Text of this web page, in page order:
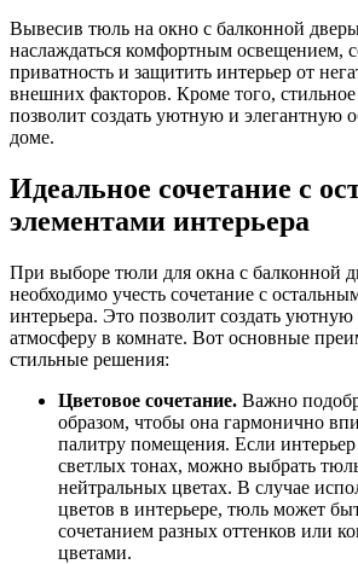
Вывесив тюль на окно с балконной
наслаждаться комфортным освещением,
приватность и защитить интерьер от
внешних факторов. Кроме того,
позволит создать уютную и элегантную
доме.
Идеальное сочетание с
элементами интерьера
При выборе тюли для окна с балконной
необходимо учесть сочетание с
интерьера. Это позволит создать
атмосферу в комнате. Вот основные
стильные решения:
Цветовое сочетание. Важно
образом, чтобы она гармонично
палитру помещения. Если
светлых тонах, можно выбрать
нейтральных цветах. В случае
цветов в интерьере, тюль может
сочетанием разных оттенков или
цветами.